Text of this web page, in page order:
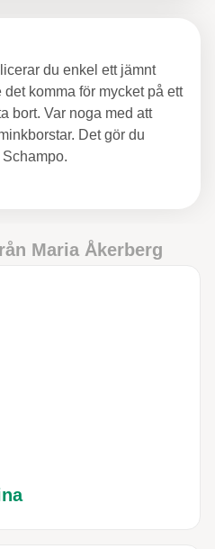
du enkel ett jämnt
komma för mycket på ett
bort. Var noga med att
Det gör du
Maria Åkerberg